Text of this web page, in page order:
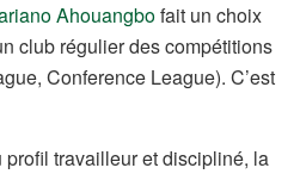
Ahouangbofait un choix
club régulier des compétitions
Conference League). C’est
travailleur et discipliné, la